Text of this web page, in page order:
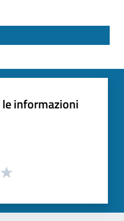
informazioni